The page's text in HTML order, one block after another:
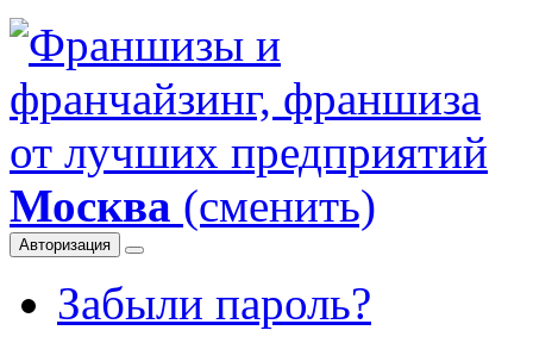
Москва (сменить)
Авторизация
Забыли пароль?